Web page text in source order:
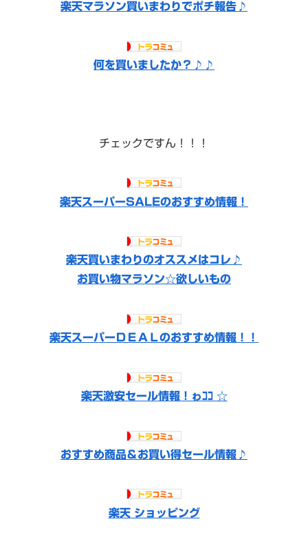
楽天マラソン買いまわりでポチ報告♪
何を買いましたか？♪♪
チェックですん！！！
楽天スーパーSALEのおすすめ情報！
楽天買いまわりのオススメはコレ♪
お買い物マラソン☆欲しいもの
楽天スーパーＤＥＡＬのおすすめ情報！！
楽天激安セール情報！ゎｺｺ ☆
おすすめ商品＆お買い得セール情報♪
楽天 ショッピング